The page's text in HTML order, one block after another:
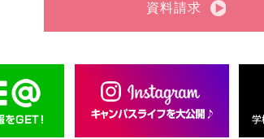
資料請求